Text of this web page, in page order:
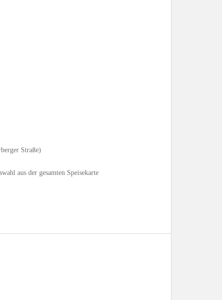
Straße)
aus der gesamten Speisekarte